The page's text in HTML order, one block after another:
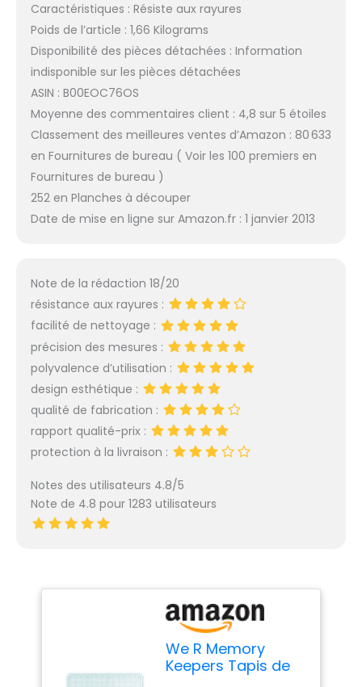
Caractéristiques : Résiste aux rayures
Poids de l’article : 1,66 Kilograms
Disponibilité des pièces détachées : Information
indisponible sur les pièces détachées
ASIN : B00EOC76OS
Moyenne des commentaires client : 4,8 sur 5 étoiles
Classement des meilleures ventes d’Amazon : 80 633
en Fournitures de bureau ( Voir les 100 premiers en
Fournitures de bureau )
252 en Planches à découper
Date de mise en ligne sur Amazon.fr : 1 janvier 2013
Note de la rédaction 18/20
résistance aux rayures :
facilité de nettoyage :
précision des mesures :
polyvalence d’utilisation :
design esthétique :
qualité de fabrication :
rapport qualité-prix :
protection à la livraison :
Notes des utilisateurs 4.8/5
Note de 4.8 pour 1283 utilisateurs
We R Memory
Keepers Tapis de